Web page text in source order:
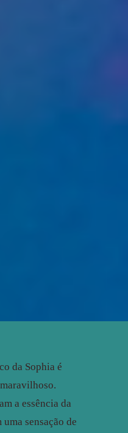
da Sophia é
a essência da
sensação de